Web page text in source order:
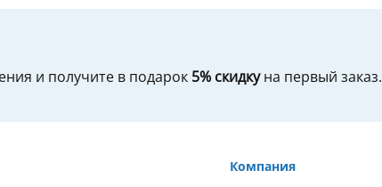
и получите в подарок 5% скидкуна первый заказ.
Компания